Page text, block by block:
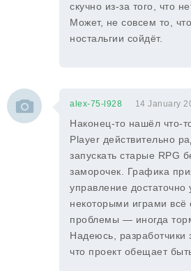
скучно из-за того, что
Может, не совсем то,
ностальгии сойдёт.
alex-75-l928 14 January
Наконец-то нашёл что-
Player действительно
запускать старые RPG
заморочек. Графика
управление достаточно
некоторыми играми
проблемы — иногда
Надеюсь, разработчики
что проект обещает